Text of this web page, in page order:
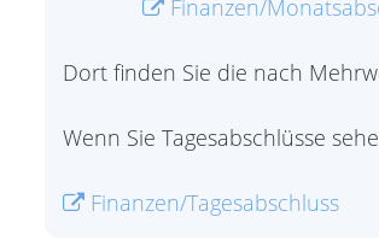
Finanzen/
Dort finden Sie die nach
Wenn Sie Tagesabschlüsse
Finanzen/Tagesabschluss